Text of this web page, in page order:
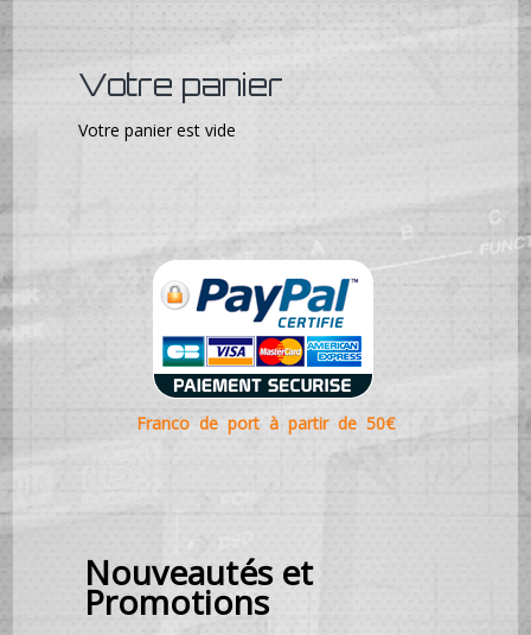
Votre panier
Votre panier est vide
Franco de port à partir de 50€
Nouveautés et
Promotions